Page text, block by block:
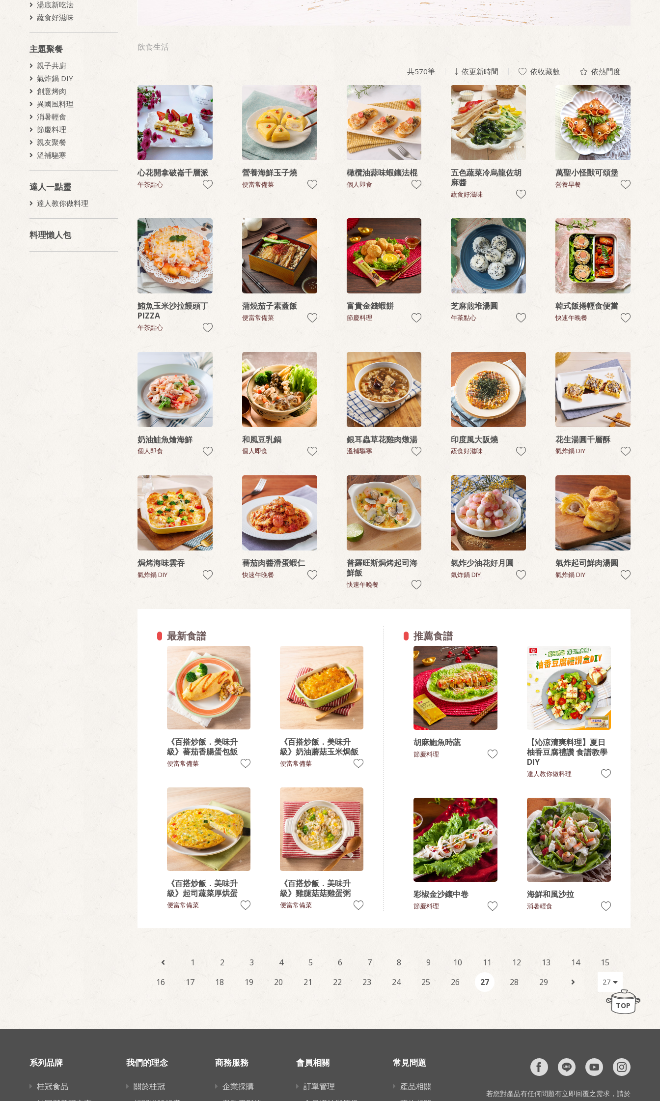
湯底新吃法
蔬食好滋味
主題聚餐
親子共廚
氣炸鍋 DIY
創意烤肉
異國風料理
消暑輕食
節慶料理
親友聚餐
溫補驅寒
達人一點靈
達人教你做料理
料理懶人包
飲食生活
共570筆 依更新時間 依收藏數 依熱門度
心花開拿破崙千層派
午茶點心
營養海鮮玉子燒
便當常備菜
橄欖油蒜味蝦鑲法棍
個人即食
五色蔬菜冷烏龍佐胡
麻醬
蔬食好滋味
萬聖小怪獸可頌堡
營養早餐
鮪魚玉米沙拉饅頭丁
PIZZA
午茶點心
蒲燒茄子素蓋飯
便當常備菜
富貴金錢蝦餅
節慶料理
芝麻煎堆湯圓
午茶點心
韓式飯捲輕食便當
快速午晚餐
奶油鮭魚燴海鮮
個人即食
和風豆乳鍋
個人即食
銀耳蟲草花雞肉燉湯
溫補驅寒
印度風大阪燒
蔬食好滋味
花生湯圓千層酥
氣炸鍋 DIY
焗烤海味雲吞
氣炸鍋 DIY
蕃茄肉醬滑蛋蝦仁
快速午晚餐
普羅旺斯焗烤起司海
鮮飯
快速午晚餐
氣炸少油花好月圓
氣炸鍋 DIY
氣炸起司鮮肉湯圓
氣炸鍋 DIY
最新食譜
《百搭炒飯．美味升
級》蕃茄香腸蛋包飯
便當常備菜
《百搭炒飯．美味升
級》奶油蘑菇玉米焗飯
便當常備菜
《百搭炒飯．美味升
級》起司蔬菜厚烘蛋
便當常備菜
《百搭炒飯．美味升
級》雞腿菇菇雞蛋粥
便當常備菜
推薦食譜
胡麻鮑魚時蔬
節慶料理
【沁涼清爽料理】夏日
柚香豆腐禮讚 食譜教學
DIY
達人教你做料理
彩椒金沙鑲中卷
節慶料理
海鮮和風沙拉
消暑輕食
1 2 3 4 5 6 7 8 9 10 11 12 13 14
15
16
17 18 19 20 21 22 23 24 25 26 27 28 29
TOP
系列品牌
桂冠食品
我們的理念
關於桂冠
商務服務
企業採購
會員相關
訂單管理
常見問題
產品相關
若您對產品有任何問題有立即回覆之需求，請於